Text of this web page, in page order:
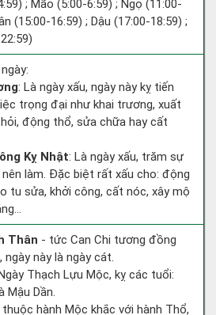
; Mão (5:00-6:59) ; Ngọ (11:00-
(15:00-16:59) ; Dậu (17:00-18:59) ;
: Là ngày xấu, ngày này kỵ tiến
trọng đại như khai trương, xuất
động thổ, sửa chữa hay cất
Kỵ Nhật: Là ngày xấu, trăm sự
làm. Đặc biệt rất xấu cho: động
tu sửa, khởi công, cất nóc, xây mộ
Thân - tức Can Chi tương đồng
ngày này là ngày cát.
Thạch Lựu Mộc, kỵ các tuổi:
Mậu Dần.
thuộc hành Mộc khắc với hành Thổ,